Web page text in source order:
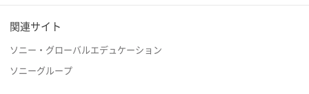
関連サイト
ソニー・グローバルエデュケーション
ソニーグループ